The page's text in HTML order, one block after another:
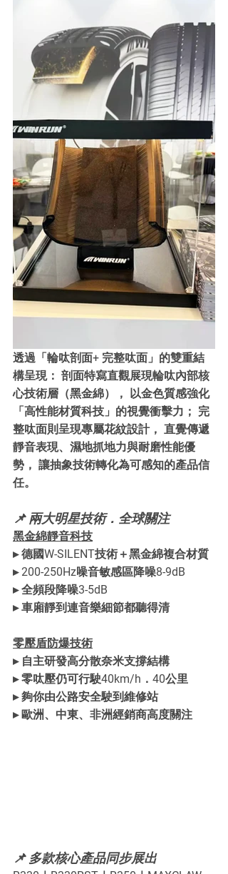
透過「輪呔剖面+ 完整呔面」的雙重結
構呈現： 剖面特寫直觀展現輪呔內部核
心技術層（黑金綿）， 以金色質感強化
「高性能材質科技」的視覺衝擊力； 完
整呔面則呈現專屬花紋設計， 直覺傳遞
靜音表現、濕地抓地力與耐磨性能優
勢， 讓抽象技術轉化為可感知的產品信
任。
📌 兩大明星技術．全球關注
黑金綿靜音科技
▸ 德國W-SILENT技術＋黑金綿複合材質
▸ 200-250Hz噪音敏感區降噪8-9dB
▸ 全頻段降噪3-5dB
▸ 車廂靜到連音樂細節都聽得清
零壓盾防爆技術
▸ 自主研發高分散奈米支撐結構
▸ 零呔壓仍可行駛40km/h．40公里
▸ 夠你由公路安全駛到維修站
▸ 歐洲、中東、非洲經銷商高度關注
📌 多款核心產品同步展出